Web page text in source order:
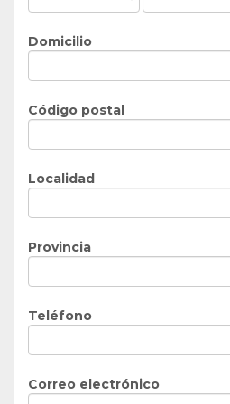
Domicilio
Código postal
Localidad
Provincia
Teléfono
Correo electrónico